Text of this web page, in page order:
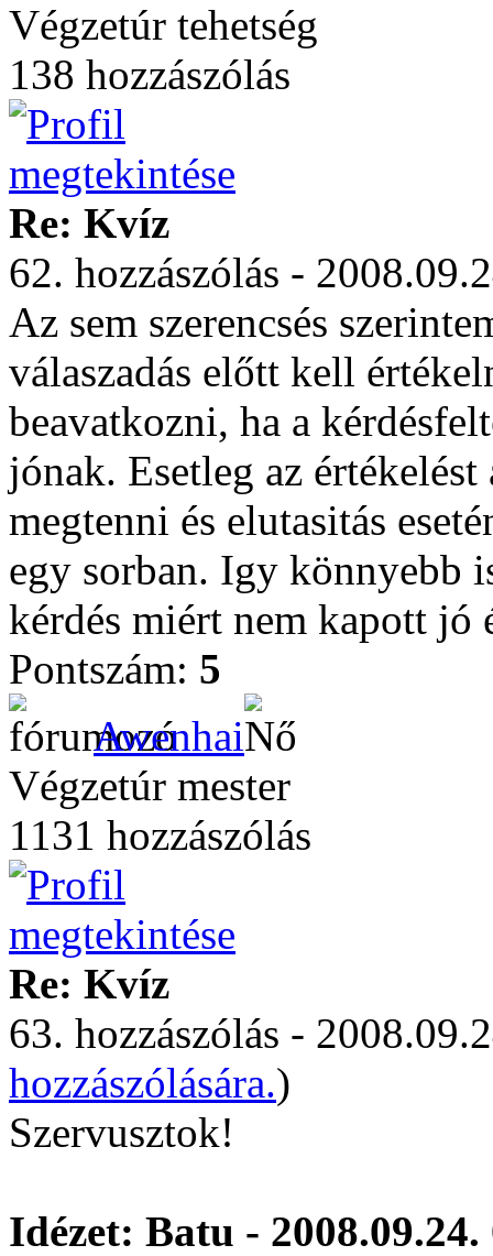
Végzetúr tehetség
138 hozzászólás
Re: Kvíz
62. hozzászólás -
Az sem szerencsés
válaszadás előtt kell
beavatkozni, ha a
jónak. Esetleg az
megtenni és elutasitás
egy sorban. Igy könnyebb
kérdés miért nem kapott jó
Pontszám: 5
Awenhai
Végzetúr mester
1131 hozzászólás
Re: Kvíz
63. hozzászólás -
hozzászólására.)
Szervusztok!
Idézet: Batu -